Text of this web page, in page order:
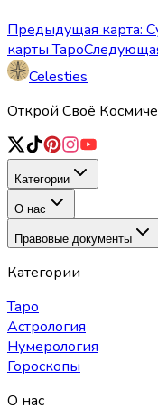
Предыдущая карта:
карты Таро
Celesties
Открой Своё
Категории
О нас
Правовые документы
Категории
Таро
Астрология
Нумерология
Гороскопы
О нас